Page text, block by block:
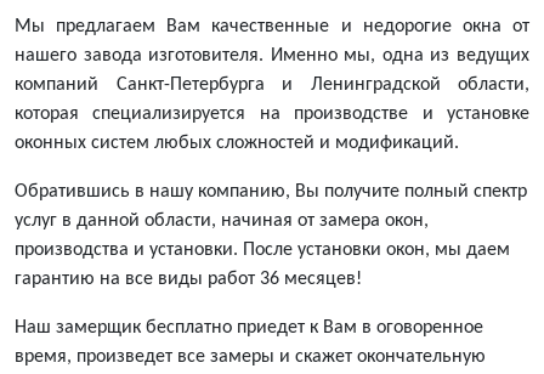
Мы предлагаем Вам качественные и недорогие окна от
нашего завода изготовителя. Именно мы, одна из ведущих
компаний Санкт-Петербурга и Ленинградской области,
которая специализируется на производстве и установке
оконных систем любых сложностей и модификаций.
Обратившись в нашу компанию, Вы получите полный спектр
услуг в данной области, начиная от замера окон,
производства и установки. После установки окон, мы даем
гарантию на все виды работ 36 месяцев!
Наш замерщик бесплатно приедет к Вам в оговоренное
время, произведет все замеры и скажет окончательную